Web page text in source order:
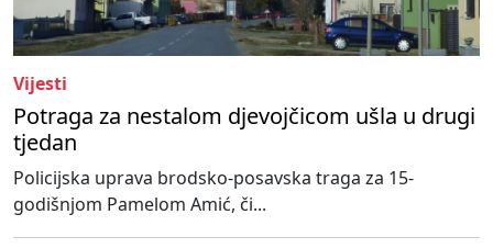
Vijesti
Potraga za nestalom djevojčicom ušla u drugi
tjedan
Policijska uprava brodsko-posavska traga za 15-
godišnjom Pamelom Amić, či...